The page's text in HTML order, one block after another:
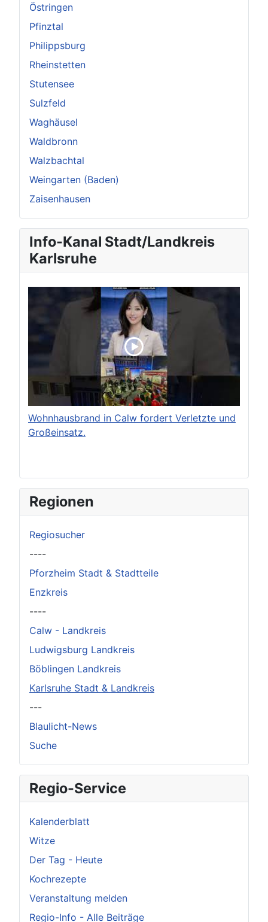
Östringen
Pfinztal
Philippsburg
Rheinstetten
Stutensee
Sulzfeld
Waghäusel
Waldbronn
Walzbachtal
Weingarten (Baden)
Zaisenhausen
Info-Kanal Stadt/Landkreis
Karlsruhe
Wohnhausbrand in Calw fordert Verletzte und
Großeinsatz.
Regionen
Regiosucher
----
Pforzheim Stadt & Stadtteile
Enzkreis
----
Calw - Landkreis
Ludwigsburg Landkreis
Böblingen Landkreis
Karlsruhe Stadt & Landkreis
---
Blaulicht-News
Suche
Regio-Service
Kalenderblatt
Witze
Der Tag - Heute
Kochrezepte
Veranstaltung melden
Regio-Info - Alle Beiträge